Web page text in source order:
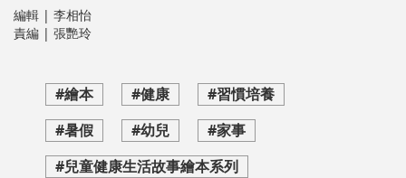
編輯 | 李相怡
責編 | 張艷玲
#繪本 #健康
#習慣培養
#暑假
#幼兒
#家事
#兒童健康生活故事繪本系列